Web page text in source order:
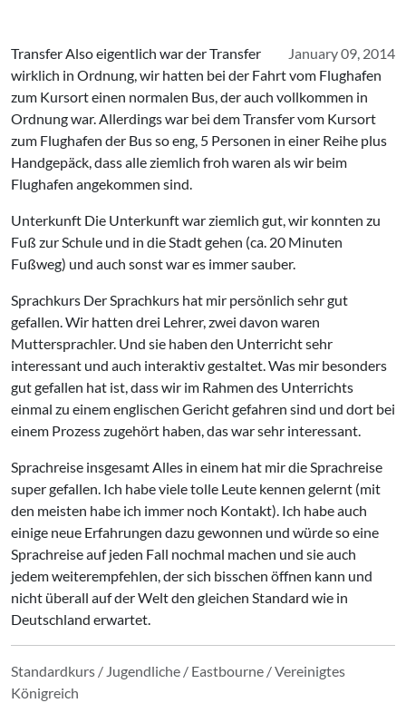
January 09, 2014
Transfer Also eigentlich war der Transfer
wirklich in Ordnung, wir hatten bei der Fahrt vom Flughafen
zum Kursort einen normalen Bus, der auch vollkommen in
Ordnung war. Allerdings war bei dem Transfer vom Kursort
zum Flughafen der Bus so eng, 5 Personen in einer Reihe plus
Handgepäck, dass alle ziemlich froh waren als wir beim
Flughafen angekommen sind.
Unterkunft Die Unterkunft war ziemlich gut, wir konnten zu
Fuß zur Schule und in die Stadt gehen (ca. 20 Minuten
Fußweg) und auch sonst war es immer sauber.
Sprachkurs Der Sprachkurs hat mir persönlich sehr gut
gefallen. Wir hatten drei Lehrer, zwei davon waren
Muttersprachler. Und sie haben den Unterricht sehr
interessant und auch interaktiv gestaltet. Was mir besonders
gut gefallen hat ist, dass wir im Rahmen des Unterrichts
einmal zu einem englischen Gericht gefahren sind und dort bei
einem Prozess zugehört haben, das war sehr interessant.
Sprachreise insgesamt Alles in einem hat mir die Sprachreise
super gefallen. Ich habe viele tolle Leute kennen gelernt (mit
den meisten habe ich immer noch Kontakt). Ich habe auch
einige neue Erfahrungen dazu gewonnen und würde so eine
Sprachreise auf jeden Fall nochmal machen und sie auch
jedem weiterempfehlen, der sich bisschen öffnen kann und
nicht überall auf der Welt den gleichen Standard wie in
Deutschland erwartet.
Standardkurs / Jugendliche / Eastbourne / Vereinigtes
Königreich